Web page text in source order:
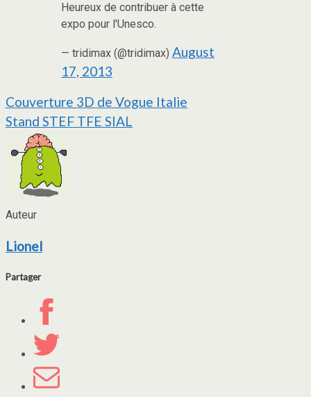
Heureux de contribuer à cette
expo pour l'Unesco.
— tridimax (@tridimax) August
17, 2013
Navigation
de
l’article
Couverture 3D de Vogue Italie
Stand STEF TFE SIAL
Auteur
Lionel
Partager